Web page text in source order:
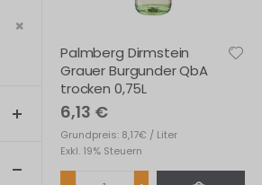
Palmberg Dirmstein
Grauer Burgunder QbA
trocken 0,75L
6,13 €
Grundpreis: 8,17€ / Liter
Exkl. 19% Steuern
Dies
entfernen